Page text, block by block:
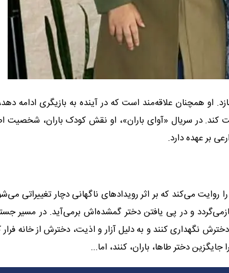
او همچنان علاقه‌مند است که در آینده به بازیگری ادامه
کند. در سریال «آوای باران»، او نقش کودک باران، شخصیت
بر عهده دارد.
روایت می‌کند که بر اثر رویدادهای ناگهانی دچار تغییراتی
و در پی یافتن دختر گمشده‌اش برمی‌آید. در مسیر
نگهداری کنند و به دلیل آزار و اذیت، دخترش از خانه فرار
دختر طاها، باران، کنند، اما...